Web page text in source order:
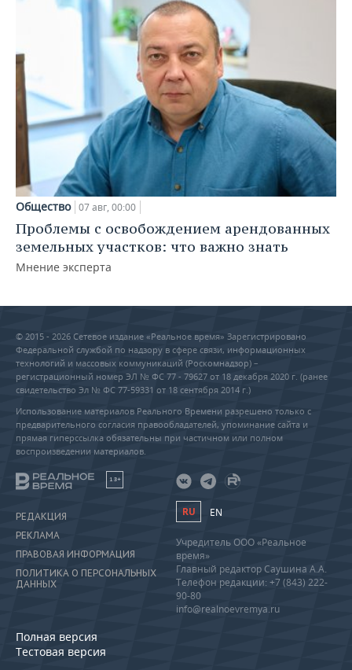
Общество 07 авг, 00:00
Проблемы с освобождением арендованных
земельных участков: что важно знать
Мнение эксперта
© 2015 - 2026 Сетевое издание «Реальное время» Зарегистрировано
Федеральной службой по надзору в сфере связи, информационных
технологий и массовых коммуникаций (Роскомнадзор) –
регистрационный номер ЭЛ № ФС 77 - 79627 от 18 декабря 2020 г. (ранее
свидетельство Эл № ФС 77-59331 от 18 сентября 2014 г.)
Использование материалов Реального Времени разрешено только с
предварительного согласия правообладателей, упоминание сайта и
прямая гиперссылка обязательны при частичном или полном
воспроизведении материалов.
18+
РЕДАКЦИЯ
РЕКЛАМА
ПРАВОВАЯ ИНФОРМАЦИЯ
ПОЛИТИКА О ПЕРСОНАЛЬНЫХ
ДАННЫХ
Полная версия
Тестовая версия
RU EN
Учредитель ООО «Реальное
время»
Главный редактор Саушина А.А.
Телефон редакции: +7 (843) 222-
90-80
info@realnoevremya.ru